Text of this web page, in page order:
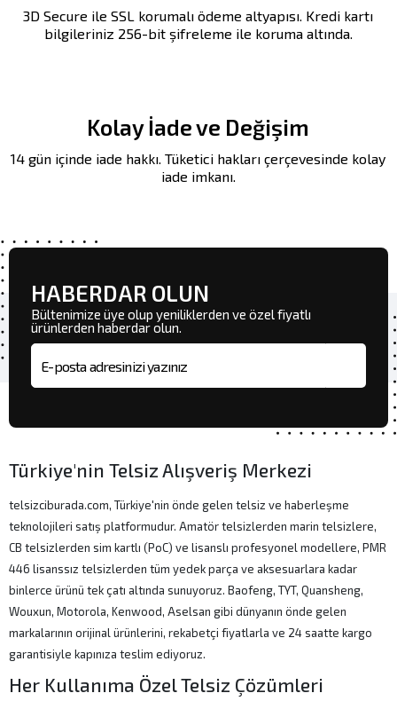
3D Secure ile SSL korumalı ödeme altyapısı. Kredi kartı
bilgileriniz 256-bit şifreleme ile koruma altında.
Kolay İade ve Değişim
14 gün içinde iade hakkı. Tüketici hakları çerçevesinde kolay
iade imkanı.
HABERDAR OLUN
Bültenimize üye olup yeniliklerden ve özel fiyatlı
ürünlerden haberdar olun.
E-posta adresi
Türkiye'nin Telsiz Alışveriş Merkezi
telsizciburada.com, Türkiye'nin önde gelen telsiz ve haberleşme
teknolojileri satış platformudur. Amatör telsizlerden marin telsizlere,
CB telsizlerden sim kartlı (PoC) ve lisanslı profesyonel modellere, PMR
446 lisanssız telsizlerden tüm yedek parça ve aksesuarlara kadar
binlerce ürünü tek çatı altında sunuyoruz. Baofeng, TYT, Quansheng,
Wouxun, Motorola, Kenwood, Aselsan gibi dünyanın önde gelen
markalarının orijinal ürünlerini, rekabetçi fiyatlarla ve 24 saatte kargo
garantisiyle kapınıza teslim ediyoruz.
Her Kullanıma Özel Telsiz Çözümleri